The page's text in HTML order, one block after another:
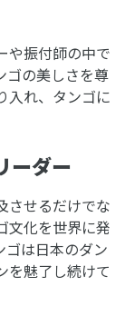
や振付師の中で
ゴの美しさを尊
入れ、タンゴに
ーダー
させるだけでな
文化を世界に発
ゴは日本のダン
を魅了し続けて